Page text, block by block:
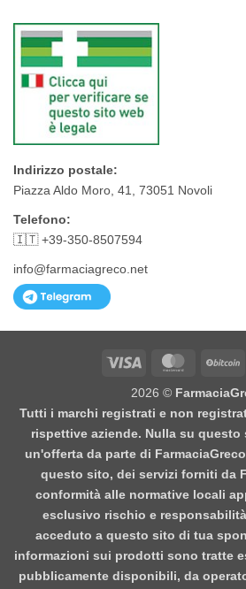
Indirizzo postale:
Piazza Aldo Moro, 41, 73051 Novoli
Telefono:
🇮🇹 +39-350-8507594
info@farmaciagreco.net
Visa
2026 ©
Tutti i marchi registrati e non
rispettive aziende. Nulla su
un'offerta da parte di
questo sito, dei servizi forniti da
conformità alle normative locali
esclusivo rischio e
acceduto a questo sito di tua
informazioni sui prodotti sono tratte
pubblicamente disponibili, da